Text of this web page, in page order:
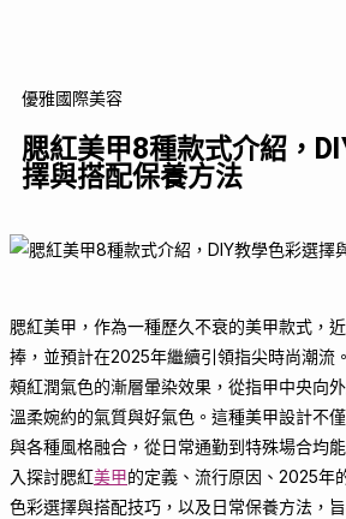
優雅國際美容
腮紅美甲8種款式介紹，
擇與搭配保養方法
腮紅美甲，作為一種歷久不衰的美甲款式，
捧，並預計在2025年繼續引領指尖時尚潮流
頰紅潤氣色的漸層暈染效果，從指甲中央向
溫柔婉約的氣質與好氣色。這種美甲設計不
與各種風格融合，從日常通勤到特殊場合均
入探討腮紅美甲的定義、流行原因、2025年
色彩選擇與搭配技巧，以及日常保養方法，